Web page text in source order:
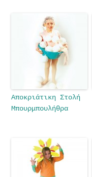
Αποκριάτικη Στολή
Μπουρμπουλήθρα